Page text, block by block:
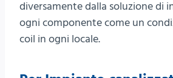
diversamente dalla soluzione di
ogni componente come un
coil in ogni locale.